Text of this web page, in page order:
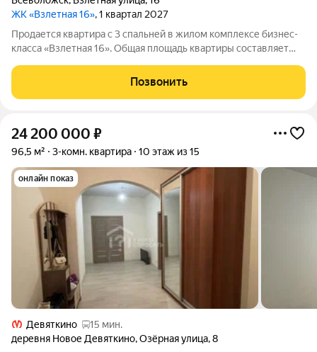
ЖК «Взлетная 16», 1 квартал 2027
Продается квартира с 3 спальней в жилом комплексе бизнес-
класса «Взлетная 16». Общая площадь квартиры составляет
кухню-гостиную с двумя окнами. С мастер спальней площадью
16 м2 со своим сан. узлом
Позвонить
24 200 000 ₽
96,5 м² 3-комн. квартира 10 этаж из 15
онлайн показ
Девяткино
15 мин.
деревня Новое Девяткино,Озёрная улица,8